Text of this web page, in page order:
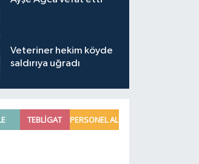
Veteriner hekim köyde
saldırıya uğradı